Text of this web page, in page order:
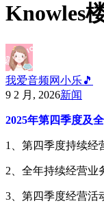
Knowles
我爱音频网小乐🎵
9 2 月, 2026新闻
2025年第四季度及
1、 第四季度持续经
2、 全年持续经营业
3、 第四季度经营活